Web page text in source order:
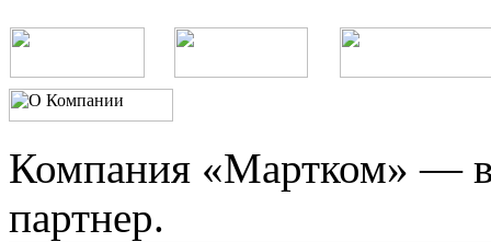
Компания «Мартком» —
партнер.